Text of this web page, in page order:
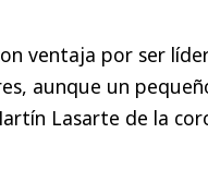
ventaja por ser
aunque un
Lasarte de la